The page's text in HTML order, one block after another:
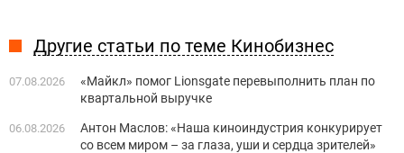
Другие статьи по теме Кинобизнес
07.08.2026
«Майкл» помог Lionsgate перевыполнить план по
квартальной выручке
06.08.2026
Антон Маслов: «Наша киноиндустрия конкурирует
со всем миром – за глаза, уши и сердца зрителей»